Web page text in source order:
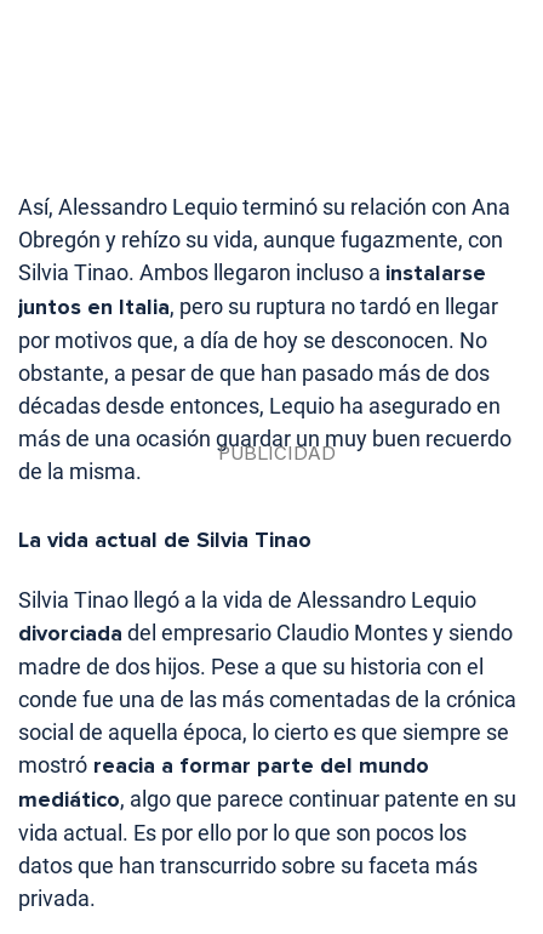
Así, Alessandro Lequio terminó su relación con Ana
Obregón y rehízo su vida, aunque fugazmente, con
Silvia Tinao. Ambos llegaron incluso a instalarse
juntos en Italia, pero su ruptura no tardó en llegar
por motivos que, a día de hoy se desconocen. No
obstante, a pesar de que han pasado más de dos
décadas desde entonces, Lequio ha asegurado en
más de una ocasión guardar un muy buen recuerdo
de la misma.
La vida actual de Silvia Tinao
Silvia Tinao llegó a la vida de Alessandro Lequio
divorciada del empresario Claudio Montes y siendo
madre de dos hijos. Pese a que su historia con el
conde fue una de las más comentadas de la crónica
social de aquella época, lo cierto es que siempre se
mostró reacia a formar parte del mundo
mediático, algo que parece continuar patente en su
vida actual. Es por ello por lo que son pocos los
datos que han transcurrido sobre su faceta más
privada.